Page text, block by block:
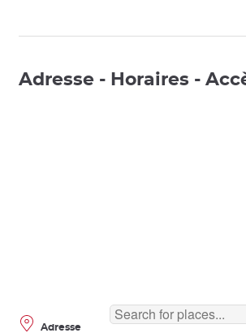
Adresse - Horaires -
Adresse